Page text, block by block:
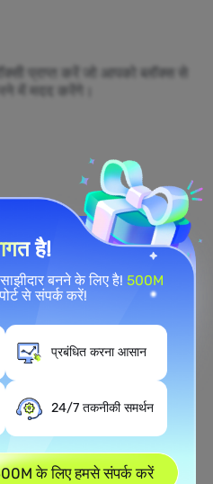
प्राप्त करें जो आपको ब्लॉक्स से
में मदद करेंगे।
करके अपनी ब्रांड की सार्वजनिक
निगरानी कर सकते हैं।
उन्हें लाभकारी व्यापार निर्णयों में
है!
बनने के लिए है!500M
से संपर्क करें!
प्रबंधित करना आसान
24/7 तकनीकी समर्थन
के लिए हमसे संपर्क करें